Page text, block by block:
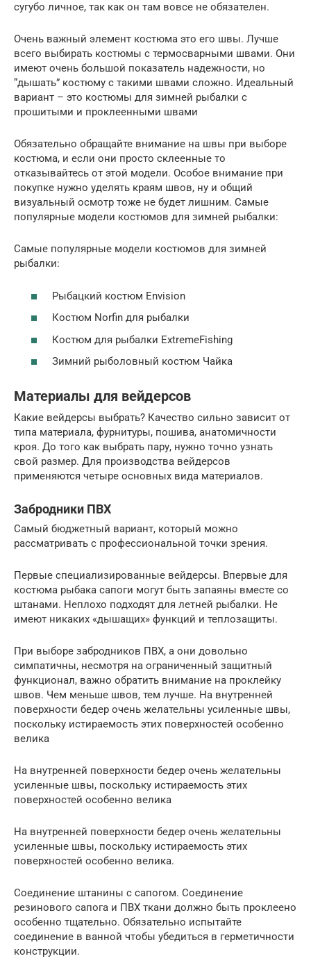
сугубо личное, так как он там вовсе не обязателен.
Очень важный элемент костюма это его швы. Лучше
всего выбирать костюмы с термосварными швами. Они
имеют очень большой показатель надежности, но
“дышать” костюму с такими швами сложно. Идеальный
вариант – это костюмы для зимней рыбалки с
прошитыми и проклеенными швами
Обязательно обращайте внимание на швы при выборе
костюма, и если они просто склеенные то
отказывайтесь от этой модели. Особое внимание при
покупке нужно уделять краям швов, ну и общий
визуальный осмотр тоже не будет лишним. Самые
популярные модели костюмов для зимней рыбалки:
Самые популярные модели костюмов для зимней
рыбалки:
Рыбацкий костюм Envision
Костюм Norfin для рыбалки
Костюм для рыбалки ExtremeFishing
Зимний рыболовный костюм Чайка
Материалы для вейдерсов
Какие вейдерсы выбрать? Качество сильно зависит от
типа материала, фурнитуры, пошива, анатомичности
кроя. До того как выбрать пару, нужно точно узнать
свой размер. Для производства вейдерсов
применяются четыре основных вида материалов.
Забродники ПВХ
Самый бюджетный вариант, который можно
рассматривать с профессиональной точки зрения.
Первые специализированные вейдерсы. Впервые для
костюма рыбака сапоги могут быть запаяны вместе со
штанами. Неплохо подходят для летней рыбалки. Не
имеют никаких «дышащих» функций и теплозащиты.
При выборе забродников ПВХ, а они довольно
симпатичны, несмотря на ограниченный защитный
функционал, важно обратить внимание на проклейку
швов. Чем меньше швов, тем лучше. На внутренней
поверхности бедер очень желательны усиленные швы,
поскольку истираемость этих поверхностей особенно
велика
На внутренней поверхности бедер очень желательны
усиленные швы, поскольку истираемость этих
поверхностей особенно велика
На внутренней поверхности бедер очень желательны
усиленные швы, поскольку истираемость этих
поверхностей особенно велика.
Соединение штанины с сапогом. Соединение
резинового сапога и ПВХ ткани должно быть проклеено
особенно тщательно. Обязательно испытайте
соединение в ванной чтобы убедиться в герметичности
конструкции.